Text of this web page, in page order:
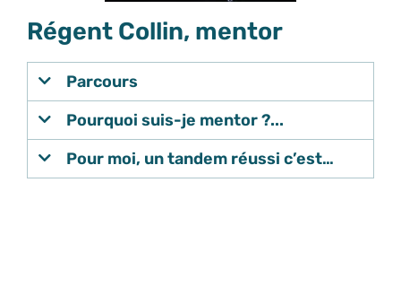
Régent Collin, mentor
Parcours
Pourquoi suis-je mentor ?...
Pour moi, un tandem réussi c’est…